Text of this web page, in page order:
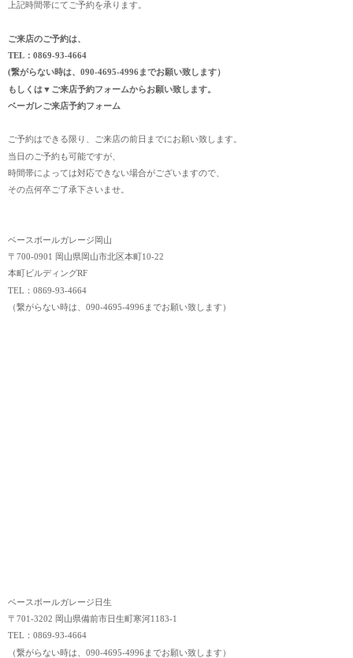
上記時間帯にてご予約を承ります。
ご来店のご予約は、
TEL：0869-93-4664
(繋がらない時は、090-4695-4996までお願い致します）
もしくは▼ご来店予約フォームからお願い致します。
ベーガレご来店予約フォーム
ご予約はできる限り、ご来店の前日までにお願い致します。
当日のご予約も可能ですが、
時間帯によっては対応できない場合がございますので、
その点何卒ご了承下さいませ。
ベースボールガレージ岡山
〒700-0901 岡山県岡山市北区本町10-22
本町ビルディングRF
TEL：0869-93-4664
（繋がらない時は、090-4695-4996までお願い致します）
ベースボールガレージ日生
〒701-3202 岡山県備前市日生町寒河1183-1
TEL：0869-93-4664
（繋がらない時は、090-4695-4996までお願い致します）